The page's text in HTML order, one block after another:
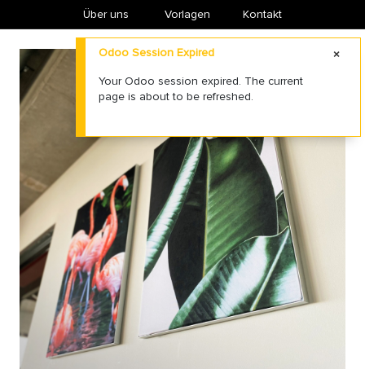
Über uns ​Vorlagen Kontakt